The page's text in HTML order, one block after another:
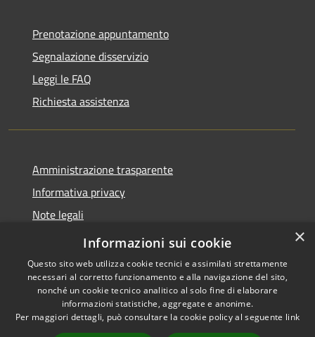
Prenotazione appuntamento
Segnalazione disservizio
Leggi le FAQ
Richiesta assistenza
Amministrazione trasparente
Informativa privacy
Note legali
Dichiarazione di accessibilità
Accessibilità
Copyright © 2026 • Comune di
Altavilla Milicia • Powered by
×
Informazioni sui cookie
Questo sito web utilizza cookie tecnici e assimilati strettamente
necessari al corretto funzionamento e alla navigazione del sito,
nonché un cookie tecnico analitico al solo fine di elaborare
informazioni statistiche, aggregate e anonime.
Per maggiori dettagli, può consultare la cookie policy al seguente link